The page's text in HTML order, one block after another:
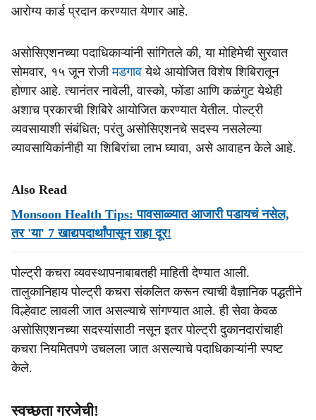
आरोग्य कार्ड प्रदान करण्यात येणार आहे.
असोसिएशनच्या पदाधिकाऱ्यांनी सांगितले की, या मोहिमेची सुरवात
सोमवार, १५ जून रोजीमडगाव येथे आयोजित विशेष शिबिरातून
होणार आहे. त्यानंतर नावेली, वास्को, फोंडा आणि कळंगुट येथेही
अशाच प्रकारची शिबिरे आयोजित करण्यात येतील. पोल्ट्री
व्यवसायाशी संबंधित; परंतु असोसिएशनचे सदस्य नसलेल्या
व्यावसायिकांनीही या शिबिरांचा लाभ घ्यावा, असे आवाहन केले आहे.
Also Read
Monsoon Health Tips: पावसाळ्यात आजारी पडायचं नसेल,
तर 'या' 7 खाद्यपदार्थांपासून राहा दूर!
पोल्ट्री कचरा व्यवस्थापनाबाबतही माहिती देण्यात आली.
तालुकानिहाय पोल्ट्री कचरा संकलित करून त्याची वैज्ञानिक पद्धतीने
विल्हेवाट लावली जात असल्याचे सांगण्यात आले. ही सेवा केवळ
असोसिएशनच्या सदस्यांसाठी नसून इतर पोल्ट्री दुकानदारांचाही
कचरा नियमितपणे उचलला जात असल्याचे पदाधिकाऱ्यांनी स्पष्ट
केले.
स्वच्छता गरजेची!